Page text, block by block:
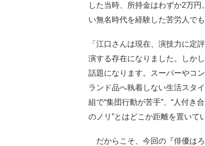
した当時、所持金はわずか2万
い無名時代を経験した苦労人でも
「江口さんは現在、演技力に定
演する存在になりました。しか
話題になります。スーパーやコ
ランド品へ執着しない生活スタ
組で“集団行動が苦手”、“人付き
のノリ”とはどこか距離を置いて
だからこそ、今回の『俳優は